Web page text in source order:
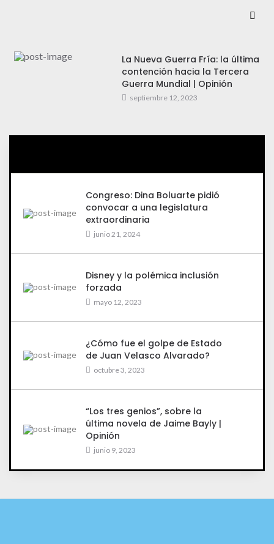
La Nueva Guerra Fría: la última
contención hacia la Tercera
Guerra Mundial | Opinión
septiembre 12, 2023
Congreso: Dina Boluarte pidió
convocar a una legislatura
extraordinaria
junio 21, 2024
Disney y la polémica inclusión
forzada
mayo 12, 2023
¿Cómo fue el golpe de Estado
de Juan Velasco Alvarado?
octubre 3, 2023
“Los tres genios”, sobre la
última novela de Jaime Bayly |
Opinión
junio 9, 2023